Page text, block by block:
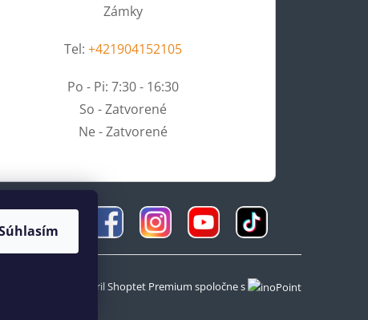
Zámky
Tel: +421904152105
Po - Pi: 7:30 - 16:30
So - Zatvorené
Ne - Zatvorené
Vytvoril Shoptet Premium spoločne s